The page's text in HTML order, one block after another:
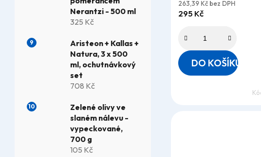
Nerantzi - 500 ml
325 Kč
Aristeon + Kallas +
Natura, 3 x 500
ml, ochutnávkový
set
708 Kč
Zelené olivy ve
slaném nálevu -
vypeckované,
700 g
105 Kč
z
5
263,39 Kč bez DPH
295 Kč
DO KOŠÍKU